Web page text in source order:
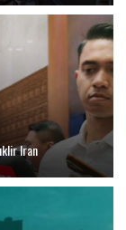
Iran